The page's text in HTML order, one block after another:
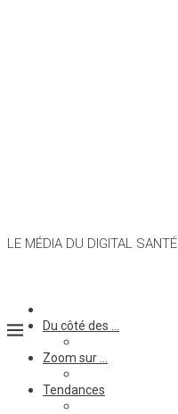
LE MÉDIA DU DIGITAL SANTÉ
Du côté des …
Zoom sur …
Tendances